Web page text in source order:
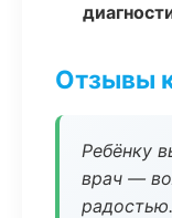
Отзывы
Ребёнку
врач —
радостью.